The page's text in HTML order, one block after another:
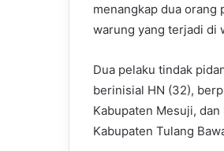
menangkap dua orang
warung yang terjadi di
Dua pelaku tindak
berinisial HN (32),
Kabupaten Mesuji,
Kabupaten Tulang